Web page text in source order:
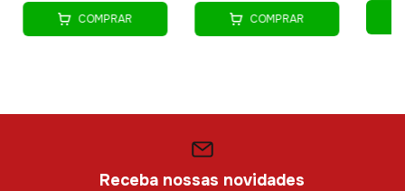
COMPRAR COMPRAR
Receba nossas novidades